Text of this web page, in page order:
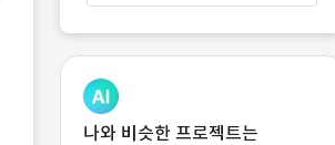
나와 비슷한 프로젝트는